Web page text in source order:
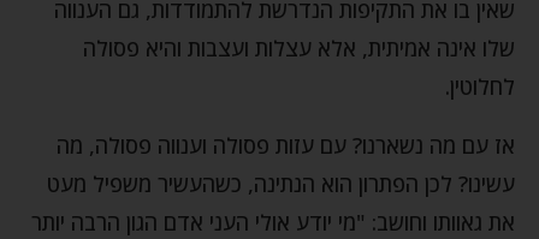
שאין בו את התקיפות הנדרשת להתמודדות, גם הענווה
שלו אינה אמיתית, אלא עצלות ועצבות והיא פסולה
לחלוטין.
אז עם מה נשארנו? עם עזות פסולה וענווה פסולה, מה
עשינו? לכן הפתרון הוא הנתינה, כשהעשיר משפיל מעט
את גאוותו וחושב: "מי יודע אולי העני אדם הגון הרבה יותר